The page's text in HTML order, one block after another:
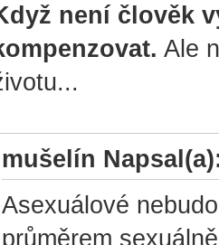
není člověk
Ale
mušelín
Asexuálové
průměrem